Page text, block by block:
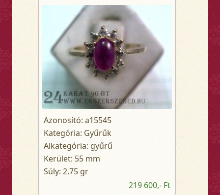
Azonosító: a15545
Kategória: Gyűrűk
Alkategória: gyűrű
Kerület: 55 mm
Súly: 2.75 gr
219 600,- Ft